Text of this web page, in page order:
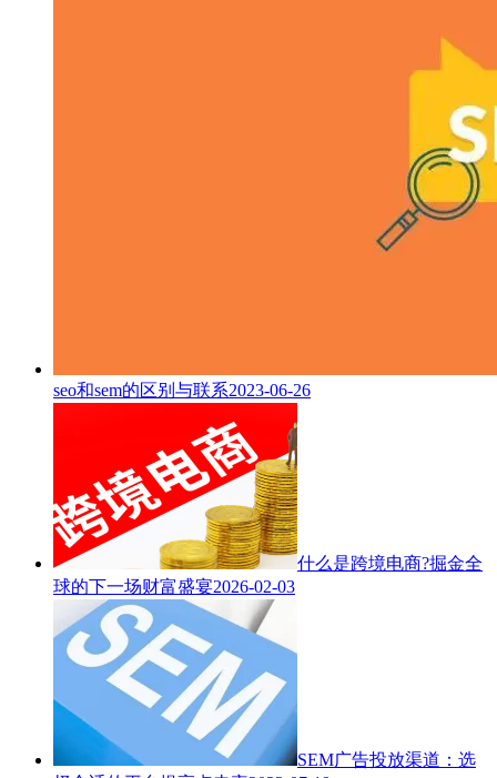
seo和sem的区别与联系2023-06-26
什么是跨境电商?掘金全
球的下一场财富盛宴2026-02-03
SEM广告投放渠道：选